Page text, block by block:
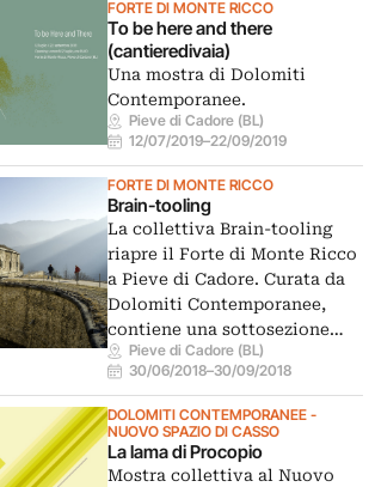
FORTE DI MONTE RICCO
To be here and there
(cantieredivaia)
Una mostra di Dolomiti
Contemporanee.
Pieve di Cadore (BL)
12/07/2019–22/09/2019
FORTE DI MONTE RICCO
Brain-tooling
La collettiva Brain-tooling
riapre il Forte di Monte Ricco
a Pieve di Cadore. Curata da
Dolomiti Contemporanee,
contiene una sottosezione…
Pieve di Cadore (BL)
30/06/2018–30/09/2018
DOLOMITI CONTEMPORANEE -
NUOVO SPAZIO DI CASSO
La lama di Procopio
Mostra collettiva al Nuovo